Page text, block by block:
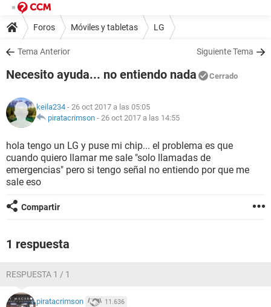
Foros Móviles y tabletas LG
Tema Anterior Siguiente Tema
Necesito ayuda... no entiendo nada Cerrado
keila234 - 26 oct 2017 a las 05:05
piratacrimson - 26 oct 2017 a las 14:55
hola tengo un LG y puse mi chip... el problema es que
cuando quiero llamar me sale "solo llamadas de
emergencias" pero si tengo señal no entiendo por que me
sale eso
Compartir
1 respuesta
RESPUESTA 1 / 1
piratacrimson 11.636